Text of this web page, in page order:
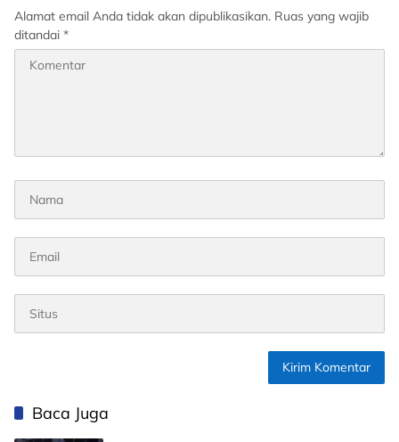
Alamat email Anda tidak akan dipublikasikan. Ruas yang wajib
ditandai *
Baca Juga